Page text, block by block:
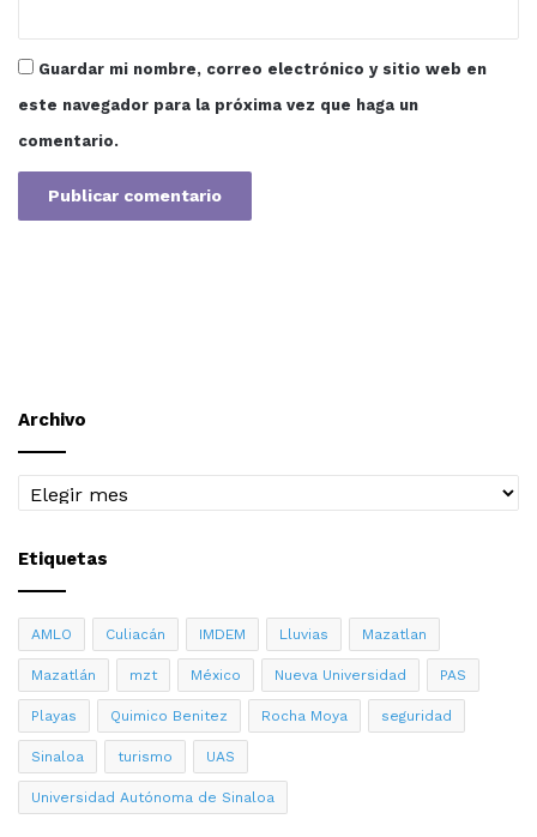
Guardar mi nombre, correo electrónico y sitio web en
este navegador para la próxima vez que haga un
comentario.
Archivo
Archivo
Etiquetas
AMLO Culiacán IMDEM Lluvias Mazatlan
Mazatlán mzt México Nueva Universidad PAS
Playas Quimico Benitez Rocha Moya seguridad
Sinaloa turismo UAS
Universidad Autónoma de Sinaloa